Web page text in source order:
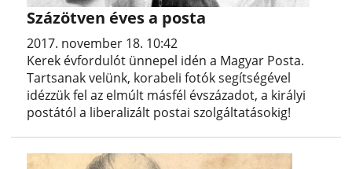
Százötven éves a posta
2017. november 18. 10:42
Kerek évfordulót ünnepel idén a Magyar Posta.
Tartsanak velünk, korabeli fotók segítségével
idézzük fel az elmúlt másfél évszázadot, a királyi
postától a liberalizált postai szolgáltatásokig!